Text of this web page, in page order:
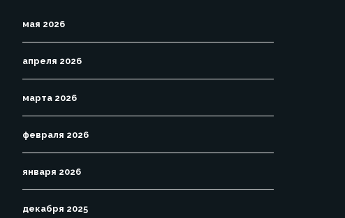
мая 2026
апреля 2026
марта 2026
февраля 2026
января 2026
декабря 2025